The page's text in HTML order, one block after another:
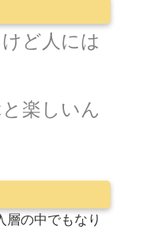
ど人には
楽しいん
層の中でもなり